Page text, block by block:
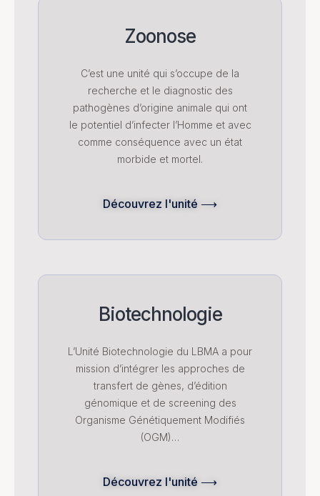
Zoonose
C’est une unité qui s’occupe de la
recherche et le diagnostic des
pathogènes d’origine animale qui ont
le potentiel d’infecter l’Homme et avec
comme conséquence avec un état
morbide et mortel.
Découvrez l'unité ⟶
Biotechnologie
L’Unité Biotechnologie du LBMA a pour
mission d’intégrer les approches de
transfert de gènes, d’édition
génomique et de screening des
Organisme Génétiquement Modifiés
(OGM)…
Découvrez l'unité ⟶